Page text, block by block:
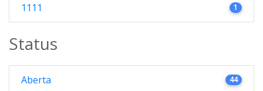
1111 1
Status
Aberta 44